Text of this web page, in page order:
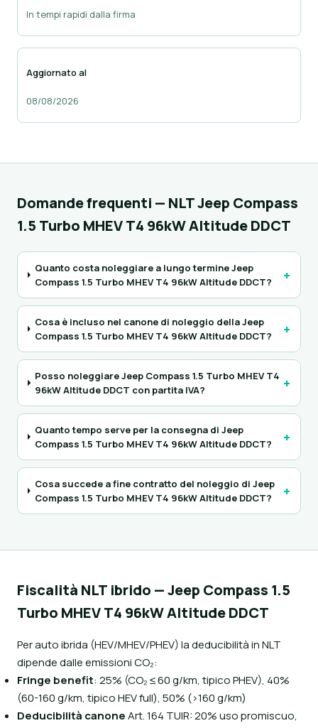
In tempi rapidi dalla firma
Aggiornato al
08/08/2026
Domande frequenti — NLT Jeep Compass
1.5 Turbo MHEV T4 96kW Altitude DDCT
Quanto costa noleggiare a lungo termine Jeep
Compass 1.5 Turbo MHEV T4 96kW Altitude DDCT?
+
Cosa è incluso nel canone di noleggio della Jeep
Compass 1.5 Turbo MHEV T4 96kW Altitude DDCT?
+
Posso noleggiare Jeep Compass 1.5 Turbo MHEV T4
96kW Altitude DDCT con partita IVA?
+
Quanto tempo serve per la consegna di Jeep
Compass 1.5 Turbo MHEV T4 96kW Altitude DDCT?
+
Cosa succede a fine contratto del noleggio di Jeep
Compass 1.5 Turbo MHEV T4 96kW Altitude DDCT?
+
Fiscalità NLT ibrido — Jeep Compass 1.5
Turbo MHEV T4 96kW Altitude DDCT
Per auto ibrida (HEV/MHEV/PHEV) la deducibilità in NLT
dipende dalle emissioni CO₂:
Fringe benefit: 25% (CO₂ ≤ 60 g/km, tipico PHEV), 40%
(60-160 g/km, tipico HEV full), 50% (>160 g/km)
Deducibilità canoneArt. 164 TUIR: 20% uso promiscuo,